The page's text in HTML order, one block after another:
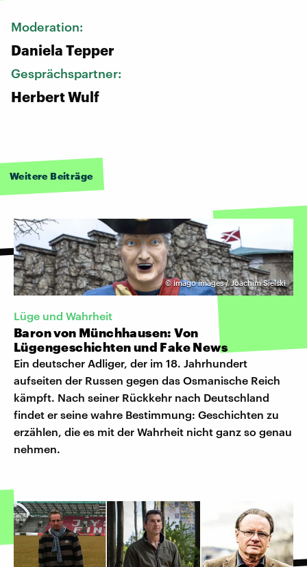
Moderation:
Daniela Tepper
Gesprächspartner:
Herbert Wulf
Weitere Beiträge
©imago images / Joachim Sielski
Lüge und Wahrheit
Baron von Münchhausen: Von
Lügengeschichten und Fake News
Ein deutscher Adliger, der im 18. Jahrhundert
aufseiten der Russen gegen das Osmanische Reich
kämpft. Nach seiner Rückkehr nach Deutschland
findet er seine wahre Bestimmung: Geschichten zu
erzählen, die es mit der Wahrheit nicht ganz so genau
nehmen.